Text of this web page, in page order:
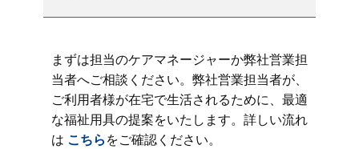
まずは担当のケアマネージャーか弊社営業担
当者へご相談ください。弊社営業担当者が、
ご利用者様が在宅で生活されるために、最適
な福祉用具の提案をいたします。詳しい流れ
は こちらをご確認ください。